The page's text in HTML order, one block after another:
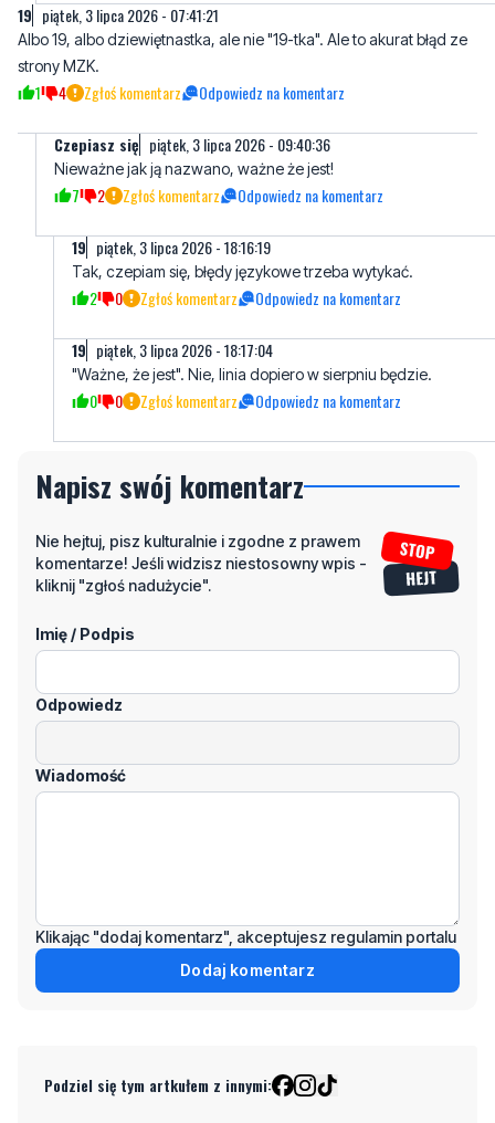
19 piątek, 3 lipca 2026 - 07:41:21
Albo 19, albo dziewiętnastka, ale nie "19-tka". Ale to akurat błąd ze
strony MZK.
1 4 Zgłoś komentarz Odpowiedz na komentarz
Czepiasz się piątek, 3 lipca 2026 - 09:40:36
Nieważne jak ją nazwano, ważne że jest!
7 2 Zgłoś komentarz Odpowiedz na komentarz
19 piątek, 3 lipca 2026 - 18:16:19
Tak, czepiam się, błędy językowe trzeba wytykać.
2 0 Zgłoś komentarz Odpowiedz na komentarz
19 piątek, 3 lipca 2026 - 18:17:04
"Ważne, że jest". Nie, linia dopiero w sierpniu będzie.
0 0 Zgłoś komentarz Odpowiedz na komentarz
Napisz swój komentarz
Nie hejtuj, pisz kulturalnie i zgodne z prawem
komentarze! Jeśli widzisz niestosowny wpis -
kliknij "zgłoś nadużycie".
Imię / Podpis
Odpowiedz
Wiadomość
Klikając "dodaj komentarz", akceptujesz regulamin portalu
Dodaj komentarz
Podziel się tym artkułem z innymi: